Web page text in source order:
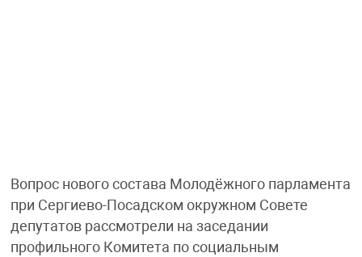
Вопрос нового состава Молодёжного парламента
при Сергиево-Посадском окружном Совете
депутатов рассмотрели на заседании
профильного Комитета по социальным